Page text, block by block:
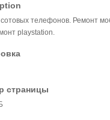
телефонов. Ремонт
playstation.
страницы